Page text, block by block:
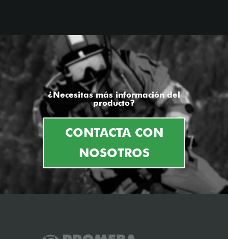
¿Necesitas más información del
producto?
CONTACTA CON
NOSOTROS